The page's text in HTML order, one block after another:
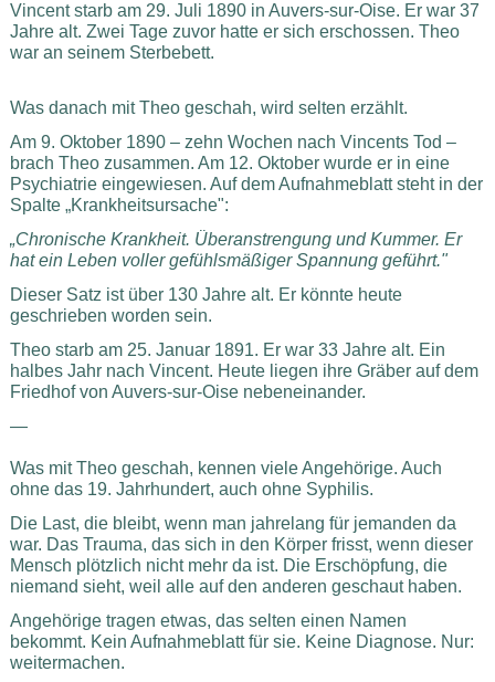
Vincent starb am 29. Juli 1890 in Auvers-sur-Oise. Er war 37
Jahre alt. Zwei Tage zuvor hatte er sich erschossen. Theo
war an seinem Sterbebett.
Was danach mit Theo geschah, wird selten erzählt.
Am 9. Oktober 1890 – zehn Wochen nach Vincents Tod –
brach Theo zusammen. Am 12. Oktober wurde er in eine
Psychiatrie eingewiesen. Auf dem Aufnahmeblatt steht in der
Spalte „Krankheitsursache":
„Chronische Krankheit. Überanstrengung und Kummer. Er
hat ein Leben voller gefühlsmäßiger Spannung geführt."
Dieser Satz ist über 130 Jahre alt. Er könnte heute
geschrieben worden sein.
Theo starb am 25. Januar 1891. Er war 33 Jahre alt. Ein
halbes Jahr nach Vincent. Heute liegen ihre Gräber auf dem
Friedhof von Auvers-sur-Oise nebeneinander.
—
Was mit Theo geschah, kennen viele Angehörige. Auch
ohne das 19. Jahrhundert, auch ohne Syphilis.
Die Last, die bleibt, wenn man jahrelang für jemanden da
war. Das Trauma, das sich in den Körper frisst, wenn dieser
Mensch plötzlich nicht mehr da ist. Die Erschöpfung, die
niemand sieht, weil alle auf den anderen geschaut haben.
Angehörige tragen etwas, das selten einen Namen
bekommt. Kein Aufnahmeblatt für sie. Keine Diagnose. Nur:
weitermachen.